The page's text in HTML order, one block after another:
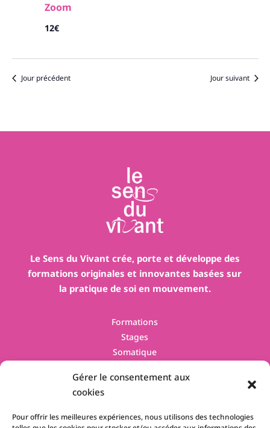
Gérer le consentement aux
cookies
Pour offrir les meilleures expériences, nous utilisons des technologies
Zoom
12€
Jour précédent Jour suivant
Le Sens du Vivant crée, porte et développe des
formations originales et innovantes basées sur
la pratique de soi en mouvement.
Formations
Stages
Somatique